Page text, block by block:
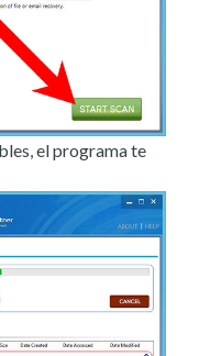
el programa te